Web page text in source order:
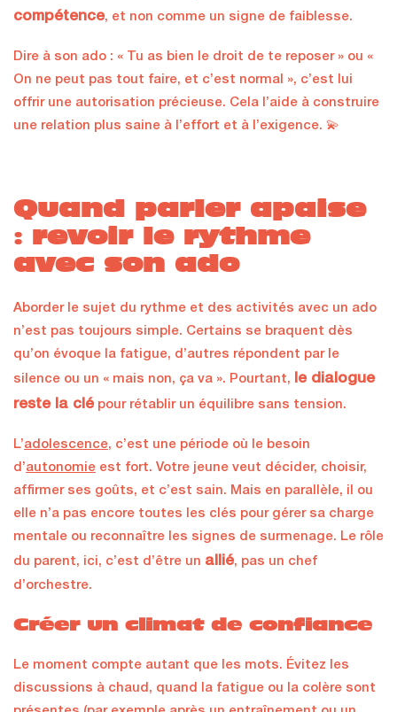
compétence, et non comme un signe de faiblesse.
Dire à son ado : « Tu as bien le droit de te reposer » ou «
On ne peut pas tout faire, et c’est normal », c’est lui
offrir une autorisation précieuse. Cela l’aide à construire
une relation plus saine à l’effort et à l’exigence. 💫
Quand parler apaise
: revoir le rythme
avec son ado
Aborder le sujet du rythme et des activités avec un ado
n’est pas toujours simple. Certains se braquent dès
qu’on évoque la fatigue, d’autres répondent par le
silence ou un « mais non, ça va ». Pourtant, le dialogue
reste la clé pour rétablir un équilibre sans tension.
L’adolescence, c’est une période où le besoin
d’autonomie est fort. Votre jeune veut décider, choisir,
affirmer ses goûts, et c’est sain. Mais en parallèle, il ou
elle n’a pas encore toutes les clés pour gérer sa charge
mentale ou reconnaître les signes de surmenage. Le rôle
du parent, ici, c’est d’être un allié, pas un chef
d’orchestre.
Créer un climat de confiance
Le moment compte autant que les mots. Évitez les
discussions à chaud, quand la fatigue ou la colère sont